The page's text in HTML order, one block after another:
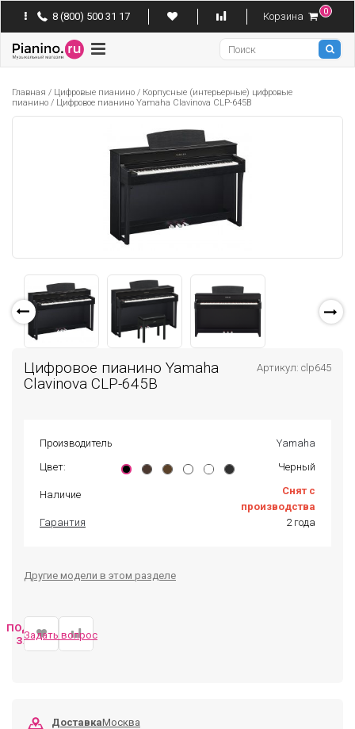
8 (800) 500 31 17 Корзина 0
Pianino
Главная / Цифровые пианино / Корпусные (интерьерные) цифровые
пианино / Цифровое пианино Yamaha Clavinova CLP-645B
Цифровое пианино Yamaha
Clavinova CLP-645B
Артикул: clp645
Производитель
Yamaha
Цвет:
Черный
Наличие
Снят с
производства
Гарантия
2 года
Другие модели в этом разделе
ПОДОБРАТЬ
ЗАМЕНУ
Задать вопрос
ДоставкаМосква